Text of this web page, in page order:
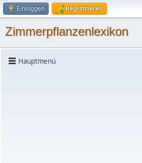
Einloggen Registrieren
Zimmerpflanzenlexikon
Hauptmenü